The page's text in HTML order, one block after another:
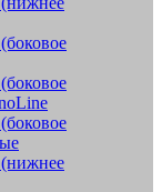
(нижнее